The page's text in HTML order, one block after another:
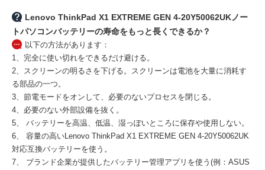
Lenovo ThinkPad X1 EXTREME GEN 4-20Y50062UKノー
トパソコンバッテリーの寿命をもっと長くできるか？
以下の方法があります：
1、完全に使い切れをできるだけ避ける。
2、スクリーンの明るさを下げる。スクリーンは電池を大量に消耗す
る部品の一つ。
3、節電モードをオンして、必要のないプロセスを閉じる。
4、必要のない外部設備を抜く。
5、 バッテリーを高温、低温、湿っぽいところに保存や使用しない。
6、 容量の高いLenovo ThinkPad X1 EXTREME GEN 4-20Y50062UK
対応互換バッテリーを使う。
7、 ブランド企業が提供したバッテリー管理アプリを使う(例：ASUS